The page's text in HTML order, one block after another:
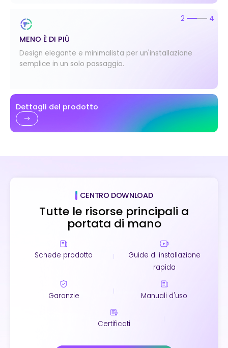
MENO È DI PIÙ
Design elegante e minimalista per un'installazione
semplice in un solo passaggio.
2 4
Dettagli del prodotto
CENTRO DOWNLOAD
Tutte le risorse principali a
portata di mano
Schede prodotto
Guide di installazione
rapida
Garanzie Manuali d'uso
Certificati